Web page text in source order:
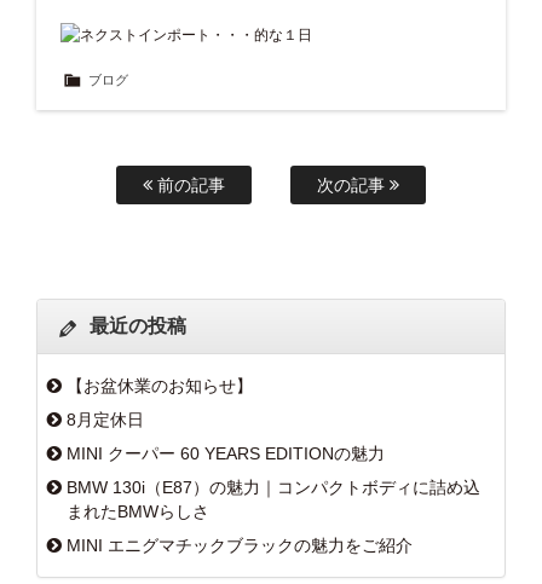
ブログ
前の記事 次の記事
最近の投稿
【お盆休業のお知らせ】
8月定休日
MINI クーパー 60 YEARS EDITIONの魅力
BMW 130i（E87）の魅力｜コンパクトボディに詰め込
まれたBMWらしさ
MINI エニグマチックブラックの魅力をご紹介